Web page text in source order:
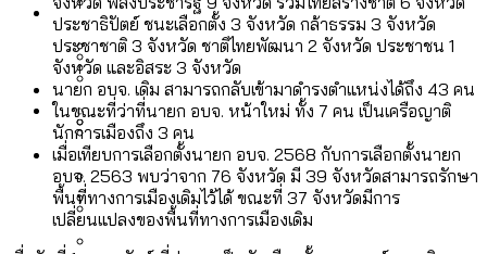
เรียนที่เราได้รับจากเลือกตั้ง กรุงเทพฯ –
พัทยา
กทม. มีอำนาจแค่ไหน ในการแก้ปัญหาให้คน
ที่อาศัยอยู่ในกรุงเทพฯ
ขยะของคน กทม. ที่ยังถูกนำไปทิ้งที่
ฉะเชิงเทรา นครปฐม และล่าสุดที่กาญจนบุรี
งบระบายน้ำ-ป้องกันน้ำท่วม 4 ปี (2566-
2569) ของ กทม. ในยุคชัชชาติ ลงเขตไหน
ทำอะไรบ้าง
ความเกลียดชังที่ขายได้ : สำรวจ Hate
Speech ที่ถูกผลิตซ้ำผ่านวิดีโอ AI ในช่วง
ความขัดแย้งไทย-กัมพูชา
กรุงเทพฯ เมืองคอนเสิร์ต : สำรวจ
ควันบุหรี่ที่เข้าปอด [ข้อมูลดิบ]
สำรวจเศรษฐกิจในกรุงเทพฯ ผ่าน
Bangkok Index 2025
สำรวจสังคมผู้สูงอายุไทย : 6 จังหวัดเป็น
สังคมสูงวัยระดับสุดยอด และ 64 จังหวัดที่
ตายมากกว่าเกิด
กรุงเทพฯ เมืองสังคมผู้สูงอายุ [ข้อมูลดิบ]
สำรวจเหตุไฟไหม้ในกรุงเทพฯ 2568
[ข้อมูลดิบ]
Project
Bangkok Index
Bangkok Index 2022
DEMO Thailand
About Us
ประชาธิปัตย์ ชนะเลือกตั้ง 3 จังหวัด กล้าธรรม 3 จังหวัด
ประชาชาติ 3 จังหวัด ชาติไทยพัฒนา 2 จังหวัด ประชาชน 1
จังหวัด และอิสระ 3 จังหวัด
นายก อบจ. เดิม สามารถกลับเข้ามาดำรงตำแหน่งได้ถึง 43 คน
ในขณะที่ว่าที่นายก อบจ. หน้าใหม่ ทั้ง 7 คน เป็นเครือญาติ
นักการเมืองถึง 3 คน
เมื่อเทียบการเลือกตั้งนายก อบจ. 2568 กับการเลือกตั้งนายก
อบจ. 2563 พบว่าจาก 76 จังหวัด มี 39 จังหวัดสามารถรักษา
พื้นที่ทางการเมืองเดิมไว้ได้ ขณะที่ 37 จังหวัดมีการ
เปลี่ยนแปลงของพื้นที่ทางการเมืองเดิม